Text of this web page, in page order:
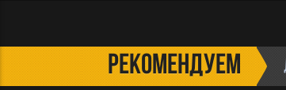
РЕКОМЕНДУЕМ